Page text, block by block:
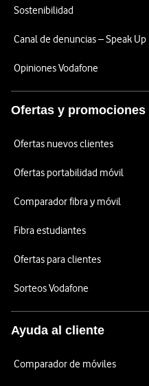
Sostenibilidad
Canal de denuncias – Speak Up
Opiniones Vodafone
Ofertas y promociones
Ofertas nuevos clientes
Ofertas portabilidad móvil
Comparador fibra y móvil
Fibra estudiantes
Ofertas para clientes
Sorteos Vodafone
Ayuda al cliente
Comparador de móviles